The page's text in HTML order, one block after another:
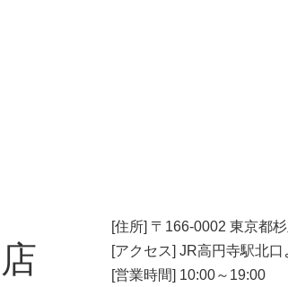
[住所] 〒166-0002 東京都
[アクセス] JR高円寺駅北
[営業時間] 10:00～19:00